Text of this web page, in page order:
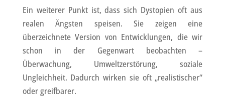
Ein weiterer Punkt ist, dass sich Dystopien oft aus
realen Ängsten speisen. Sie zeigen eine
überzeichnete Version von Entwicklungen, die wir
schon in der Gegenwart beobachten –
Überwachung, Umweltzerstörung, soziale
Ungleichheit. Dadurch wirken sie oft „realistischer“
oder greifbarer.